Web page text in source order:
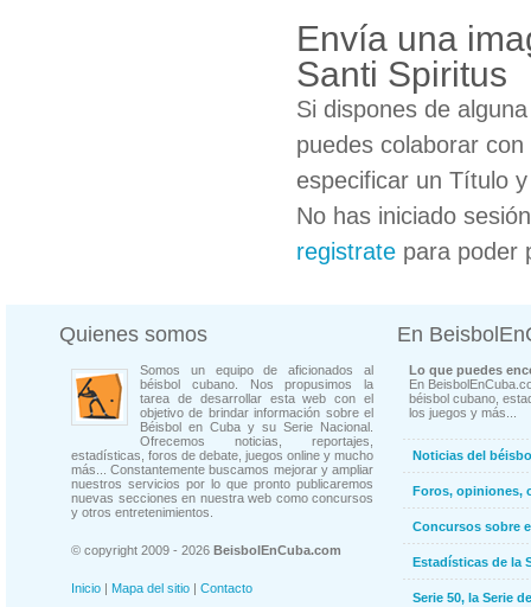
Envía una
Santi Spiritus
Si dispones de
puedes colaborar
especificar un Título
No has iniciado
registrate para poder
Quienes somos
Somos un equipo de aficionados al
béisbol cubano. Nos propusimos la
tarea de desarrollar esta web con el
objetivo de brindar información sobre el
Béisbol en Cuba y su Serie Nacional.
Ofrecemos noticias, reportajes,
estadísticas, foros de debate, juegos online y mucho
más... Constantemente buscamos mejorar y ampliar
nuestros servicios por lo que pronto publicaremos
nuevas secciones en nuestra web como concursos
y otros entretenimientos.
© copyright 2009 - 2026 BeisbolEnCuba.com
Inicio | Mapa del sitio | Contacto
En
Lo que puedes
En
béisbol cubano,
los juegos y más...
Noticias del
Foros, opiniones,
Concursos sobre
Estadísticas de la
Serie 50, la Serie